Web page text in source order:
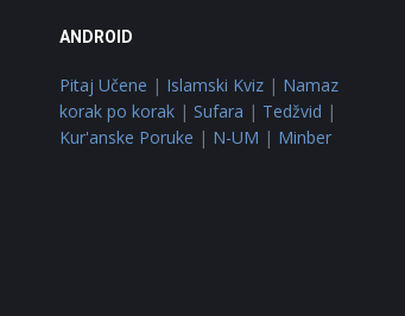
ANDROID
Pitaj Učene | Islamski Kviz| Namaz
korak po korak| Sufara | Tedžvid |
Kur'anske Poruke | N-UM | Minber